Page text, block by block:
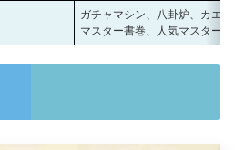
ガチャマシン、八卦炉、カエ
マスター書巻、人気マスター